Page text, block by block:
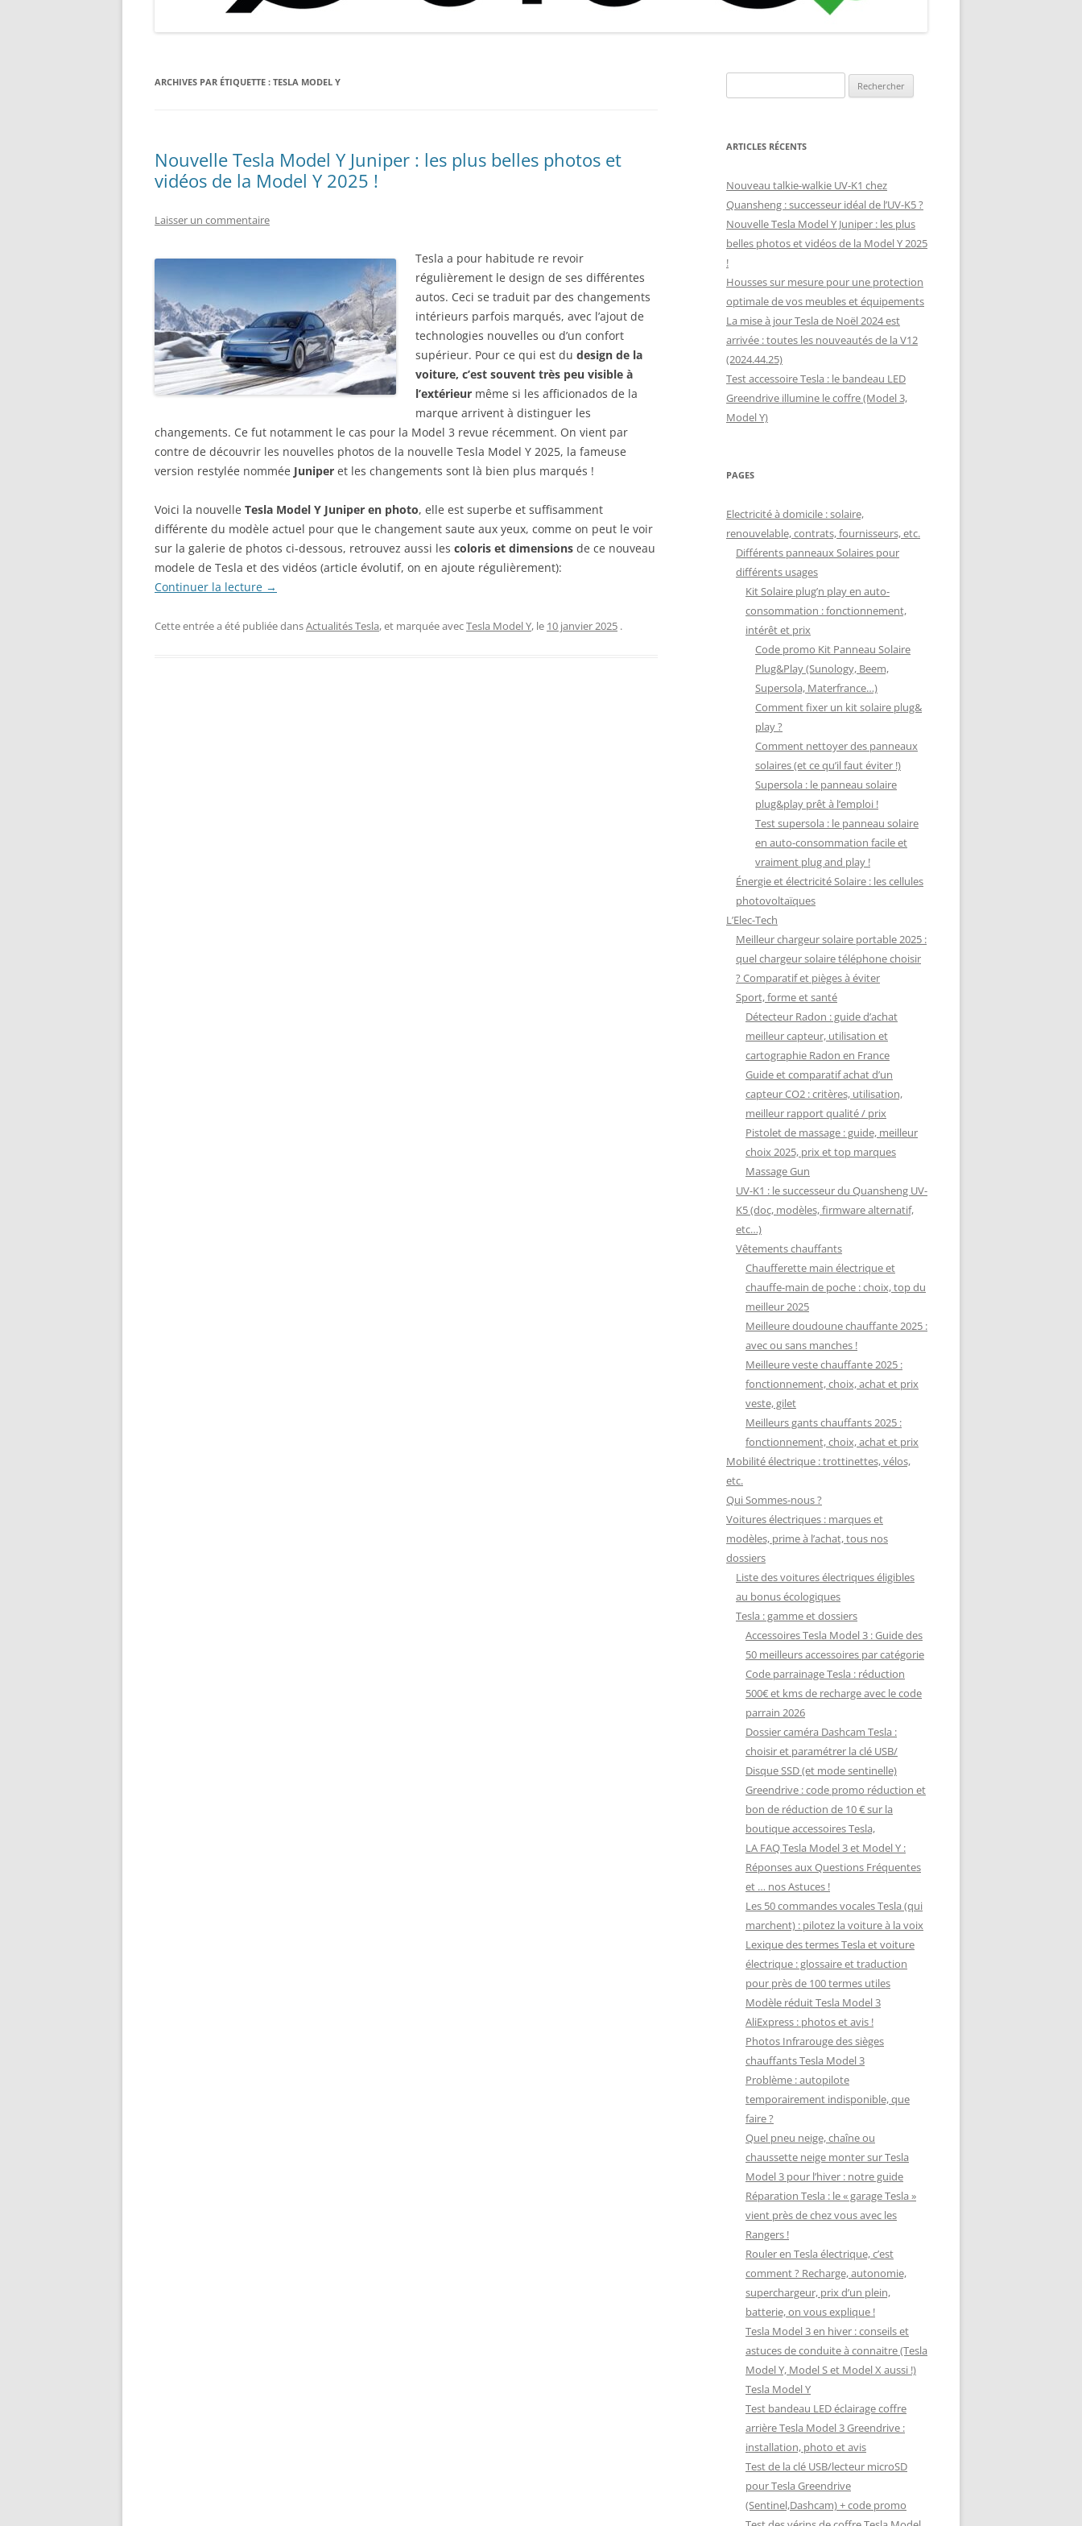
TEST BANDEAU LED ÉCLAIRAGE
ASTUCES !
CODE PARRAINAGE TESLA :
RÉDUCTION, RECHARGE GRATUITE
ET + AVEC CODE PARRAIN
GREENDRIVE : CODE PROMO
RÉDUCTION ET BON DE
RÉDUCTION DE 10 € SUR LA
BOUTIQUE ACCESSOIRES TESLA,
RÉPARATION TESLA : LE « GARAGE
TESLA » CHEZ VOUS
CONSEILS DE CONDUITE
LES 50 COMMANDES VOCALES
QUE FAIRE ?
TROTTINETTES, VÉLOS, ETC.
GUIDE ET COMPARATIF ACHAT
PRIX
CODE PROMO KIT PANNEAU
ARCHIVES PAR ÉTIQUETTE : TESLA MODEL Y
Nouvelle Tesla Model Y Juniper : les plus belles photos et
vidéos de la Model Y 2025 !
Laisser un commentaire
Tesla a pour habitude re revoir
régulièrement le design de ses différentes
autos. Ceci se traduit par des changements
intérieurs parfois marqués, avec l’ajout de
technologies nouvelles ou d’un confort
supérieur. Pour ce qui est du design de la
voiture, c’est souvent très peu visible à
l’extérieur même si les afficionados de la
marque arrivent à distinguer les
changements. Ce fut notamment le cas pour la Model 3 revue récemment. On vient par
contre de découvrir les nouvelles photos de la nouvelle Tesla Model Y 2025, la fameuse
version restylée nommée Juniper et les changements sont là bien plus marqués !
Voici la nouvelle Tesla Model Y Juniper en photo, elle est superbe et suffisamment
différente du modèle actuel pour que le changement saute aux yeux, comme on peut le voir
sur la galerie de photos ci-dessous, retrouvez aussi les coloris et dimensions de ce nouveau
modele de Tesla et des vidéos (article évolutif, on en ajoute régulièrement):
Continuer la lecture →
Cette entrée a été publiée dansActualités Tesla, et marquée avecTesla Model Y, le 10 janvier 2025 .
ARTICLES RÉCENTS
Nouveau talkie-walkie UV-K1 chez
Quansheng : successeur idéal de l’UV-K5 ?
Nouvelle Tesla Model Y Juniper : les plus
belles photos et vidéos de la Model Y 2025
!
Housses sur mesure pour une protection
optimale de vos meubles et équipements
La mise à jour Tesla de Noël 2024 est
arrivée : toutes les nouveautés de la V12
(2024.44.25)
Test accessoire Tesla : le bandeau LED
Greendrive illumine le coffre (Model 3,
Model Y)
PAGES
Electricité à domicile : solaire,
renouvelable, contrats, fournisseurs, etc.
Différents panneaux Solaires pour
différents usages
Kit Solaire plug’n play en auto-
consommation : fonctionnement,
intérêt et prix
Code promo Kit Panneau Solaire
Plug&Play (Sunology, Beem,
Supersola, Materfrance…)
Comment fixer un kit solaire plug&
play ?
Comment nettoyer des panneaux
solaires (et ce qu’il faut éviter !)
Supersola : le panneau solaire
plug&play prêt à l’emploi !
Test supersola : le panneau solaire
en auto-consommation facile et
vraiment plug and play !
Énergie et électricité Solaire : les cellules
photovoltaïques
L’Elec-Tech
Meilleur chargeur solaire portable 2025 :
quel chargeur solaire téléphone choisir
? Comparatif et pièges à éviter
Sport, forme et santé
Détecteur Radon : guide d’achat
meilleur capteur, utilisation et
cartographie Radon en France
Guide et comparatif achat d’un
capteur CO2 : critères, utilisation,
meilleur rapport qualité / prix
Pistolet de massage : guide, meilleur
choix 2025, prix et top marques
Massage Gun
UV-K1 : le successeur du Quansheng UV-
K5 (doc, modèles, firmware alternatif,
etc…)
Vêtements chauffants
Chaufferette main électrique et
chauffe-main de poche : choix, top du
meilleur 2025
Meilleure doudoune chauffante 2025 :
avec ou sans manches !
Meilleure veste chauffante 2025 :
fonctionnement, choix, achat et prix
veste, gilet
Meilleurs gants chauffants 2025 :
fonctionnement, choix, achat et prix
Mobilité électrique : trottinettes, vélos,
etc.
Qui Sommes-nous ?
Voitures électriques : marques et
modèles, prime à l’achat, tous nos
dossiers
Liste des voitures électriques éligibles
au bonus écologiques
Tesla : gamme et dossiers
Accessoires Tesla Model 3 : Guide des
50 meilleurs accessoires par catégorie
Code parrainage Tesla : réduction
500€ et kms de recharge avec le code
parrain 2026
Dossier caméra Dashcam Tesla :
choisir et paramétrer la clé USB/
Disque SSD (et mode sentinelle)
Greendrive : code promo réduction et
bon de réduction de 10 € sur la
boutique accessoires Tesla,
LA FAQ Tesla Model 3 et Model Y :
Réponses aux Questions Fréquentes
et … nos Astuces !
Les 50 commandes vocales Tesla (qui
marchent) : pilotez la voiture à la voix
Lexique des termes Tesla et voiture
électrique : glossaire et traduction
pour près de 100 termes utiles
Modèle réduit Tesla Model 3
AliExpress : photos et avis !
Photos Infrarouge des sièges
chauffants Tesla Model 3
Problème : autopilote
temporairement indisponible, que
faire ?
Quel pneu neige, chaîne ou
chaussette neige monter sur Tesla
Model 3 pour l’hiver : notre guide
Réparation Tesla : le « garage Tesla »
vient près de chez vous avec les
Rangers !
Rouler en Tesla électrique, c’est
comment ? Recharge, autonomie,
superchargeur, prix d’un plein,
batterie, on vous explique !
Tesla Model 3 en hiver : conseils et
astuces de conduite à connaitre (Tesla
Model Y, Model S et Model X aussi !)
Tesla Model Y
Test bandeau LED éclairage coffre
arrière Tesla Model 3 Greendrive :
installation, photo et avis
Test de la clé USB/lecteur microSD
pour Tesla Greendrive
(Sentinel,Dashcam) + code promo